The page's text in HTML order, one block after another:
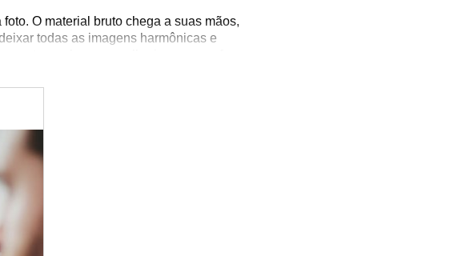
O material bruto chega a suas mãos,
todas as imagens harmônicas e
colagens, melhorias e o que for
Se você conhece algum editor de
o seu trabalho. Inspire-se com lindas